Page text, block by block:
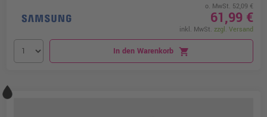
o. MwSt. 52,09 €
61,99 €
inkl. MwSt. zzgl. Versand
In den Warenkorb shopping_cart